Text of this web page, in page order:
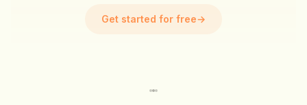
Get started for free→